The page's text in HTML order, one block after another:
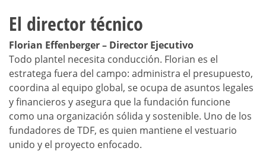
El director técnico
Florian Effenberger – Director Ejecutivo
Todo plantel necesita conducción. Florian es el
estratega fuera del campo: administra el presupuesto,
coordina al equipo global, se ocupa de asuntos legales
y financieros y asegura que la fundación funcione
como una organización sólida y sostenible. Uno de los
fundadores de TDF, es quien mantiene el vestuario
unido y el proyecto enfocado.